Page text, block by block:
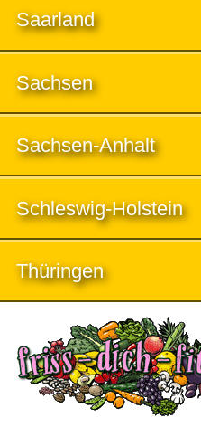
Saarland
Sachsen
Sachsen-Anhalt
Schleswig-Holstein
Thüringen